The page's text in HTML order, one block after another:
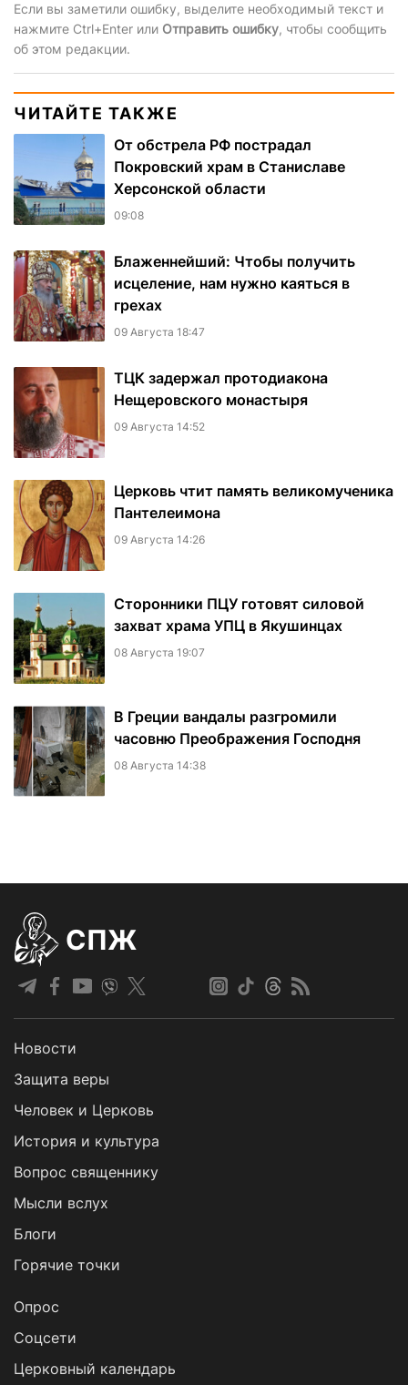
Если вы заметили ошибку, выделите необходимый текст и
нажмите Ctrl+Enter или Отправить ошибку, чтобы сообщить
об этом редакции.
ЧИТАЙТЕ ТАКЖЕ
От обстрела РФ пострадал
Покровский храм в Станиславе
Херсонской области
09:08
Блаженнейший: Чтобы получить
исцеление, нам нужно каяться в
грехах
09 Августа 18:47
ТЦК задержал протодиакона
Нещеровского монастыря
09 Августа 14:52
Церковь чтит память великомученика
Пантелеимона
09 Августа 14:26
Сторонники ПЦУ готовят силовой
захват храма УПЦ в Якушинцах
08 Августа 19:07
В Греции вандалы разгромили
часовню Преображения Господня
08 Августа 14:38
СПЖ
Новости
Защита веры
Человек и Церковь
История и культура
Вопрос священнику
Мысли вслух
Блоги
Горячие точки
Опрос
Cоцсети
Церковный календарь